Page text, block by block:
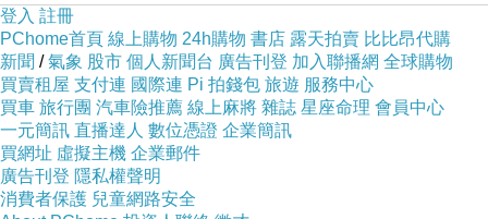
登入 註冊
PChome首頁 線上購物 24h購物 書店 露天拍賣 比比昂代購
新聞 /氣象 股市 個人新聞台 廣告刊登 加入聯播網 全球購物
買賣租屋 支付連 國際連 Pi 拍錢包 旅遊 服務中心
買車 旅行團 汽車險推薦 線上麻將 雜誌 星座命理 會員中心
一元簡訊 直播達人 數位憑證 企業簡訊
買網址 虛擬主機 企業郵件
廣告刊登 隱私權聲明
消費者保護 兒童網路安全